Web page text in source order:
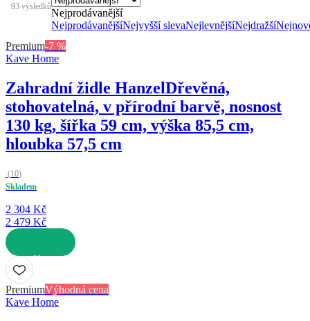
93 výsledků
Nejprodávanější
NejprodávanějšíNejvyšší slevaNejlevnějšíNejdražší
Premium-7 %
Kave Home
Zahradní židle HanzelDřevěná,
stohovatelná, v přírodní barvě, nosnost
130 kg, šířka 59 cm, výška 85,5 cm,
hloubka 57,5 cm
(10)
Skladem
2 304 Kč
2 479 Kč
DO KOŠÍKU
PremiumVýhodná cena
Kave Home